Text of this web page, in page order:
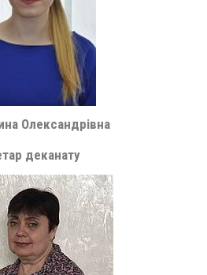
Олександрівна
деканату